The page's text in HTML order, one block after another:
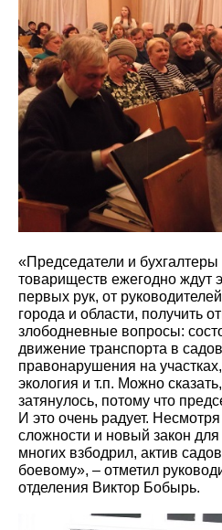
«Председатели и бухгалтеры
товариществ ежегодно ждут
первых рук, от
города и области, получить
злободневные вопросы:
движение транспорта в
правонарушения на
экология и т.п. Можно
затянулось, потому что
И это очень радует.
сложности и новый закон
многих взбодрил, актив
боевому», – отметил
отделения Виктор Бобырь.